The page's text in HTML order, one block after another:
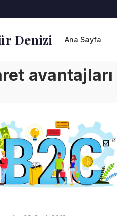
Denizi Ana Sayfa
avantajları